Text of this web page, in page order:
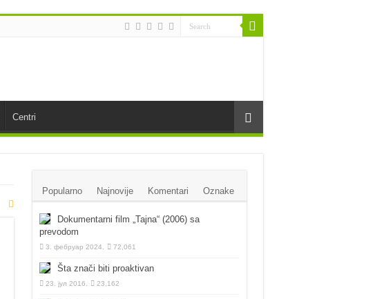
Centri
Popularno Najnovije Komentari Oznake
Dokumentarni film „Tajna“ (2006) sa
prevodom
3. фебруар 2024. 72,061
Šta znači biti proaktivan
23. јул 2016. 23,162